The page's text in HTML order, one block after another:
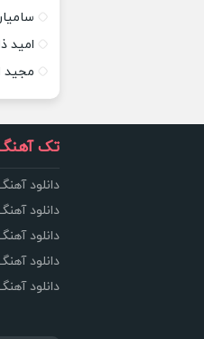
سامیار
امید
مجید
تک
دانلود
دانلود
دانلود
دانلود
دانلود